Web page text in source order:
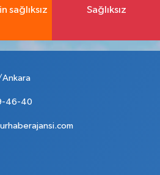
sağlıksız Sağlıksız
46-40